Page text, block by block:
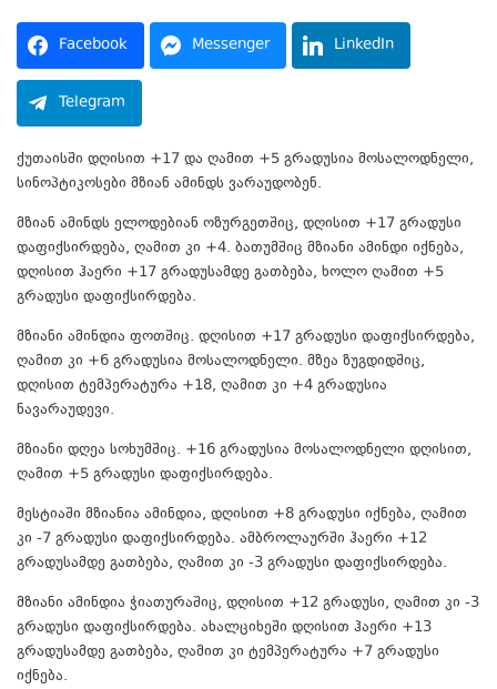
Facebook Messenger LinkedIn
Telegram
ქუთაისში დღისით +17 და ღამით +5 გრადუსია მოსალოდნელი,
სინოპტიკოსები მზიან ამინდს ვარაუდობენ.
მზიან ამინდს ელოდებიან ოზურგეთშიც, დღისით +17 გრადუსი
დაფიქსირდება, ღამით კი +4. ბათუმშიც მზიანი ამინდი იქნება,
დღისით ჰაერი +17 გრადუსამდე გათბება, ხოლო ღამით +5
გრადუსი დაფიქსირდება.
მზიანი ამინდია ფოთშიც. დღისით +17 გრადუსი დაფიქსირდება,
ღამით კი +6 გრადუსია მოსალოდნელი. მზეა ზუგდიდშიც,
დღისით ტემპერატურა +18, ღამით კი +4 გრადუსია
ნავარაუდევი.
მზიანი დღეა სოხუმშიც. +16 გრადუსია მოსალოდნელი დღისით,
ღამით +5 გრადუსი დაფიქსირდება.
მესტიაში მზიანია ამინდია, დღისით +8 გრადუსი იქნება, ღამით
კი -7 გრადუსი დაფიქსირდება. ამბროლაურში ჰაერი +12
გრადუსამდე გათბება, ღამით კი -3 გრადუსი დაფიქსირდება.
მზიანი ამინდია ჭიათურაშიც, დღისით +12 გრადუსი, ღამით კი -3
გრადუსი დაფიქსირდება. ახალციხეში დღისით ჰაერი +13
გრადუსამდე გათბება, ღამით კი ტემპერატურა +7 გრადუსი
იქნება.